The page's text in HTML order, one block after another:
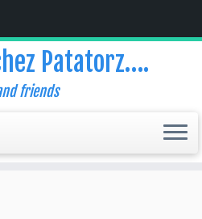
Patatorz….
friends